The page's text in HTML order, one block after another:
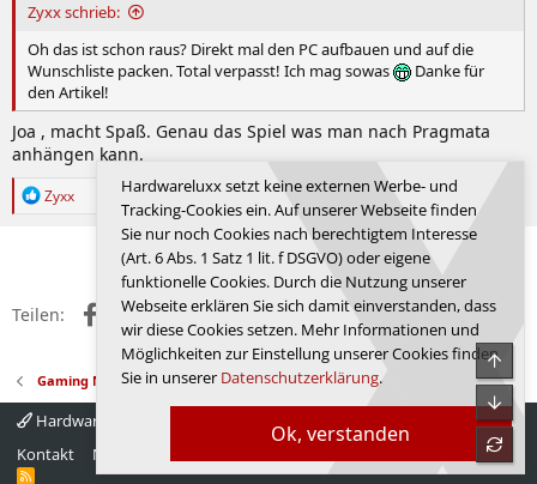
Zyxx schrieb:
Oh das ist schon raus? Direkt mal den PC aufbauen und auf die
Wunschliste packen. Total verpasst! Ich mag sowas
Danke für
den Artikel!
Joa , macht Spaß. Genau das Spiel was man nach Pragmata
anhängen kann.
R
o
n
:
Zyxx
Anmelden, um zu antworten.
Teilen: FacebookX (Twitter)
RedditWhatsApp
E-MailLink
Gaming News
Hardwareluxx 4.0
Kontakt
Nutzungsbedingungen Startseite
R
Ok, verstanden
Hardwareluxx setzt keine externen Werbe- und
Tracking-Cookies ein. Auf unserer Webseite finden
Sie nur noch Cookies nach berechtigtem Interesse
(Art. 6 Abs. 1 Satz 1 lit. f DSGVO) oder eigene
funktionelle Cookies. Durch die Nutzung unserer
Webseite erklären Sie sich damit einverstanden, dass
wir diese Cookies setzen. Mehr Informationen und
Möglichkeiten zur Einstellung unserer Cookies finden
Sie in unserer Datenschutzerklärung.